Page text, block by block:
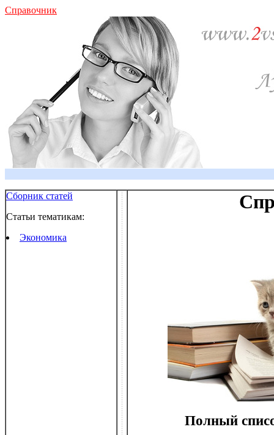
Справочник
Сборник статей
Статьи тематикам:
Экономика
Полный